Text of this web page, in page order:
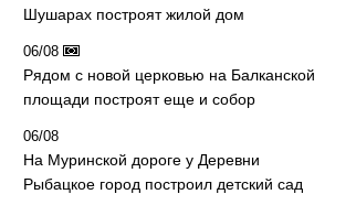
Шушарах построят жилой дом
06/08
Рядом с новой церковью на Балканской
площади построят еще и собор
06/08
На Муринской дороге у Деревни
Рыбацкое город построил детский сад